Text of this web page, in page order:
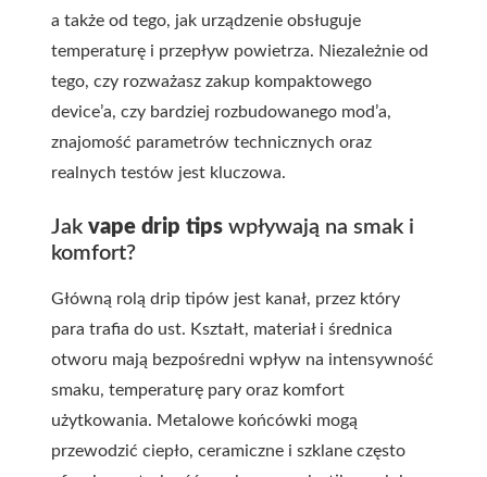
a także od tego, jak urządzenie obsługuje
temperaturę i przepływ powietrza. Niezależnie od
tego, czy rozważasz zakup kompaktowego
device’a, czy bardziej rozbudowanego mod’a,
znajomość parametrów technicznych oraz
realnych testów jest kluczowa.
Jak vape drip tips wpływają na smak i
komfort?
Główną rolą drip tipów jest kanał, przez który
para trafia do ust. Kształt, materiał i średnica
otworu mają bezpośredni wpływ na intensywność
smaku, temperaturę pary oraz komfort
użytkowania. Metalowe końcówki mogą
przewodzić ciepło, ceramiczne i szklane często